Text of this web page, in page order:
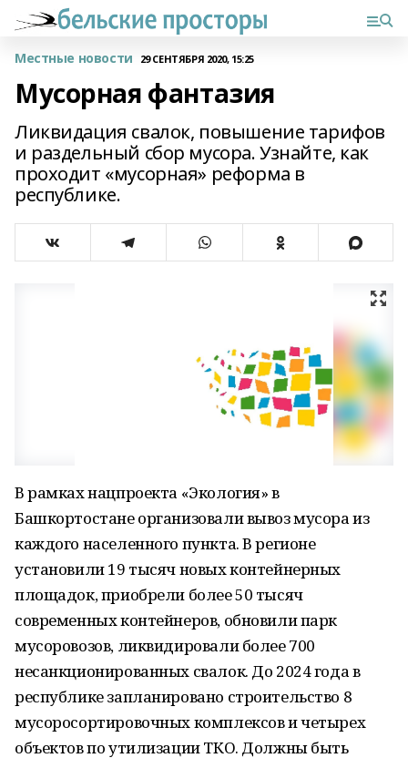
Местные новости 29 СЕНТЯБРЯ 2020, 15:25
Мусорная фантазия
Ликвидация свалок, повышение тарифов
и раздельный сбор мусора. Узнайте, как
проходит «мусорная» реформа в
республике.
В рамках нацпроекта «Экология» в
Башкортостане организовали вывоз мусора из
каждого населенного пункта. В регионе
установили 19 тысяч новых контейнерных
площадок, приобрели более 50 тысяч
современных контейнеров, обновили парк
мусоровозов, ликвидировали более 700
несанкционированных свалок. До 2024 года в
республике запланировано строительство 8
мусоросортировочных комплексов и четырех
объектов по утилизации ТКО. Должны быть